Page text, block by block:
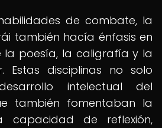
de combate, la
también hacía énfasis en
la poesía, la caligrafía y la
Estas disciplinas no solo
intelectual del
también fomentaban la
capacidad de reflexión,